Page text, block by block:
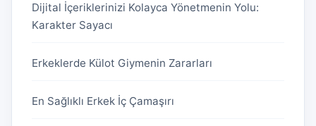
Dijital İçeriklerinizi Kolayca Yönetmenin Yolu:
Karakter Sayacı
Erkeklerde Külot Giymenin Zararları
En Sağlıklı Erkek İç Çamaşırı